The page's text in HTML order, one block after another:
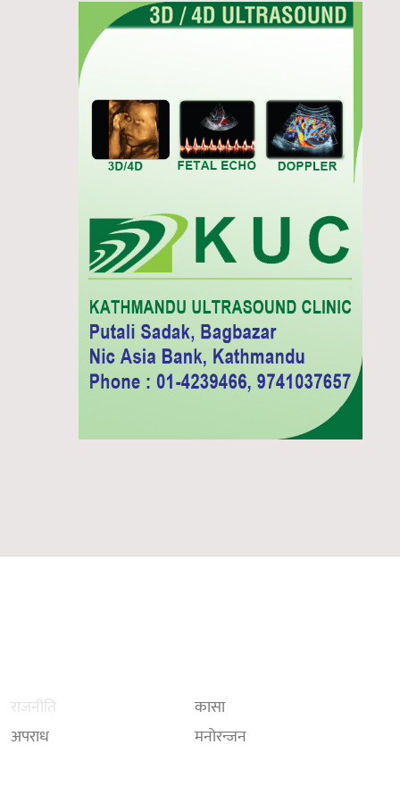
राजनीति
अपराध
कासा
मनोरन्जन